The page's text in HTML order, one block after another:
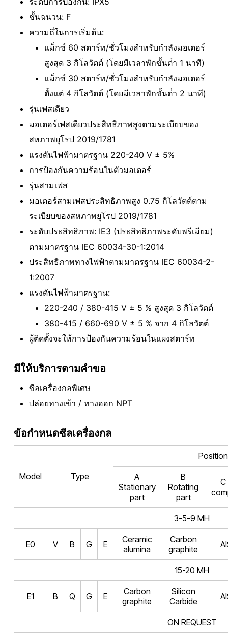
ชั้นฉนวน: F
ความถี่ในการเริ่มต้น:
แม็กซ์ 60 สตาร์ท/ชั่วโมงสําหรับกําลังมอเตอร์
สูงสุด 3 กิโลวัตต์ (โดยมีเวลาพักขั้นต่ํา 1 นาที)
แม็กซ์ 30 สตาร์ท/ชั่วโมงสําหรับกําลังมอเตอร์
ตั้งแต่ 4 กิโลวัตต์ (โดยมีเวลาพักขั้นต่ํา 2 นาที)
รุ่นเฟสเดียว
มอเตอร์เฟสเดียวประสิทธิภาพสูงตามระเบียบของ
สหภาพยุโรป 2019/1781
แรงดันไฟฟ้ามาตรฐาน 220-240 V ± 5%
การป้องกันความร้อนในตัวมอเตอร์
รุ่นสามเฟส
มอเตอร์สามเฟสประสิทธิภาพสูง 0.75 กิโลวัตต์ตาม
ระเบียบของสหภาพยุโรป 2019/1781
ระดับประสิทธิภาพ: IE3 (ประสิทธิภาพระดับพรีเมียม)
ตามมาตรฐาน IEC 60034-30-1:2014
ประสิทธิภาพทางไฟฟ้าตามมาตรฐาน IEC 60034-2-
1:2007
แรงดันไฟฟ้ามาตรฐาน:
220-240 / 380-415 V ± 5 % สูงสุด 3 กิโลวัตต์
380-415 / 660-690 V ± 5 % จาก 4 กิโลวัตต์
ผู้ติดตั้งจะให้การป้องกันความร้อนในแผงสตาร์ท
มีให้บริการตามคําขอ
ซีลเครื่องกลพิเศษ
ปล่อยทางเข้า / ทางออก NPT
ข้อกําหนดซีลเครื่องกล
Model Type
Position
A
Stationary
part
B
Rotating
part
C
3-5-9 MH
E0 V B G E
Ceramic
alumina
Carbon
graphite
15-20 MH
E1 B Q G E
Carbon
graphite
Silicon
Carbide
ON REQUEST